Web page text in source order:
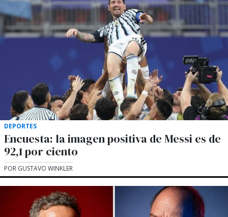
DEPORTES
Encuesta: la imagen positiva de Messi es de
92,1 por ciento
POR GUSTAVO WINKLER